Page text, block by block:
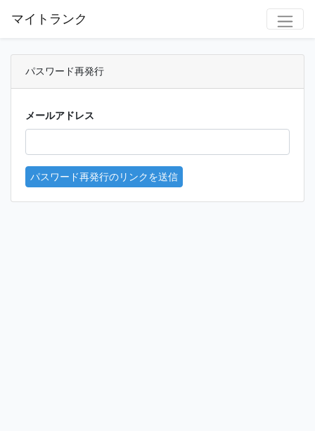
マイトランク
パスワード再発行
メールアドレス
パスワード再発行のリンクを送信